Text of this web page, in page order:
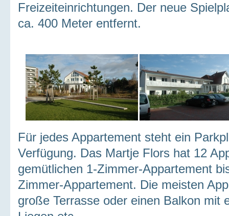
Freizeiteinrichtungen. Der neue
ca. 400 Meter entfernt.
Für jedes Appartement steht ein
Verfügung. Das Martje Flors hat 12
gemütlichen 1-Zimmer-Appartement
Zimmer-Appartement. Die meisten
große Terrasse oder einen Balkon mit